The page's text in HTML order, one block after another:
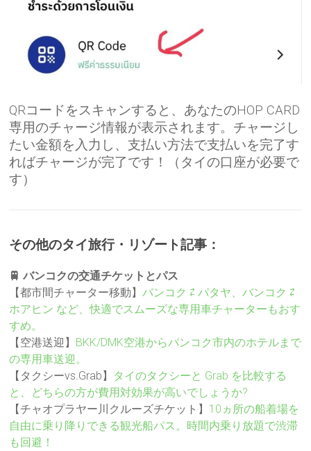
QRコードをスキャンすると、あなたのHOP CARD
専用のチャージ情報が表示されます。チャージし
たい金額を入力し、支払い方法で支払いを完了す
ればチャージが完了です！（タイの口座が必要で
す）
その他のタイ旅行・リゾート記事：
🚆 バンコクの交通チケットとパス
【都市間チャーター移動】バンコク ⇄ パタヤ、バンコク ⇄
ホアヒン など、快適でスムーズな専用車チャーターもおす
すめ。
【空港送迎】 BKK/DMK空港からバンコク市内のホテルまで
の専用車送迎。
【タクシーvs.Grab】 タイのタクシーと Grab を比較する
と、どちらの方が費用対効果が高いでしょうか?
【チャオプラヤー川クルーズチケット】 10ヵ所の船着場を
自由に乗り降りできる観光船パス。時間内乗り放題で渋滞
も回避！